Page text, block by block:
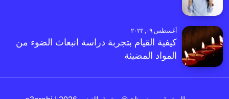
أغسطس ٠٩, ٢٠٢٣
كيفية القيام بتجربة دراسة انبعاث الضوء من
المواد المضيئة